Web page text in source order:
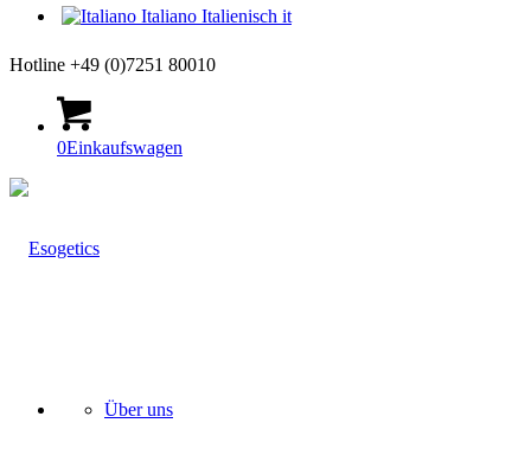
Italiano Italienisch it
Hotline +49 (0)7251 80010
0Einkaufswagen
Über uns